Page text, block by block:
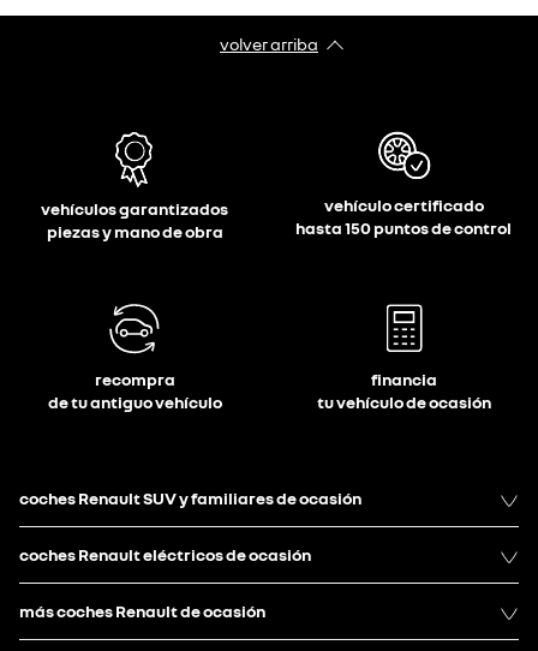
volver arriba
vehículos garantizados
piezas y mano de obra
vehículo certificado
hasta 150 puntos de control
recompra
de tu antiguo vehículo
financia
tu vehículo de ocasión
coches Renault SUV y familiares de ocasión
coches Renault eléctricos de ocasión
más coches Renault de ocasión